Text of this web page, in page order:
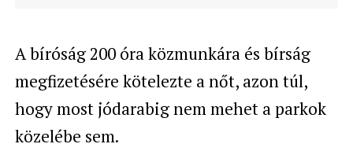
A bíróság 200 óra közmunkára és bírság
megfizetésére kötelezte a nőt, azon túl,
hogy most jódarabig nem mehet a parkok
közelébe sem.